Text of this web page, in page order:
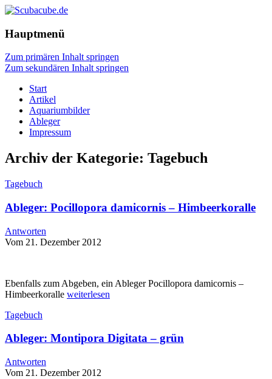
Hauptmenü
Zum primären Inhalt springen
Zum sekundären Inhalt springen
Start
Artikel
Aquariumbilder
Ableger
Impressum
Archiv der Kategorie: Tagebuch
Tagebuch
Ableger: Pocillopora damicornis – Himbeerkoralle
Antworten
Vom 21. Dezember 2012
Ebenfalls zum Abgeben, ein Ableger Pocillopora damicornis –
Himbeerkoralle weiterlesen
Tagebuch
Ableger: Montipora Digitata – grün
Antworten
Vom 21. Dezember 2012